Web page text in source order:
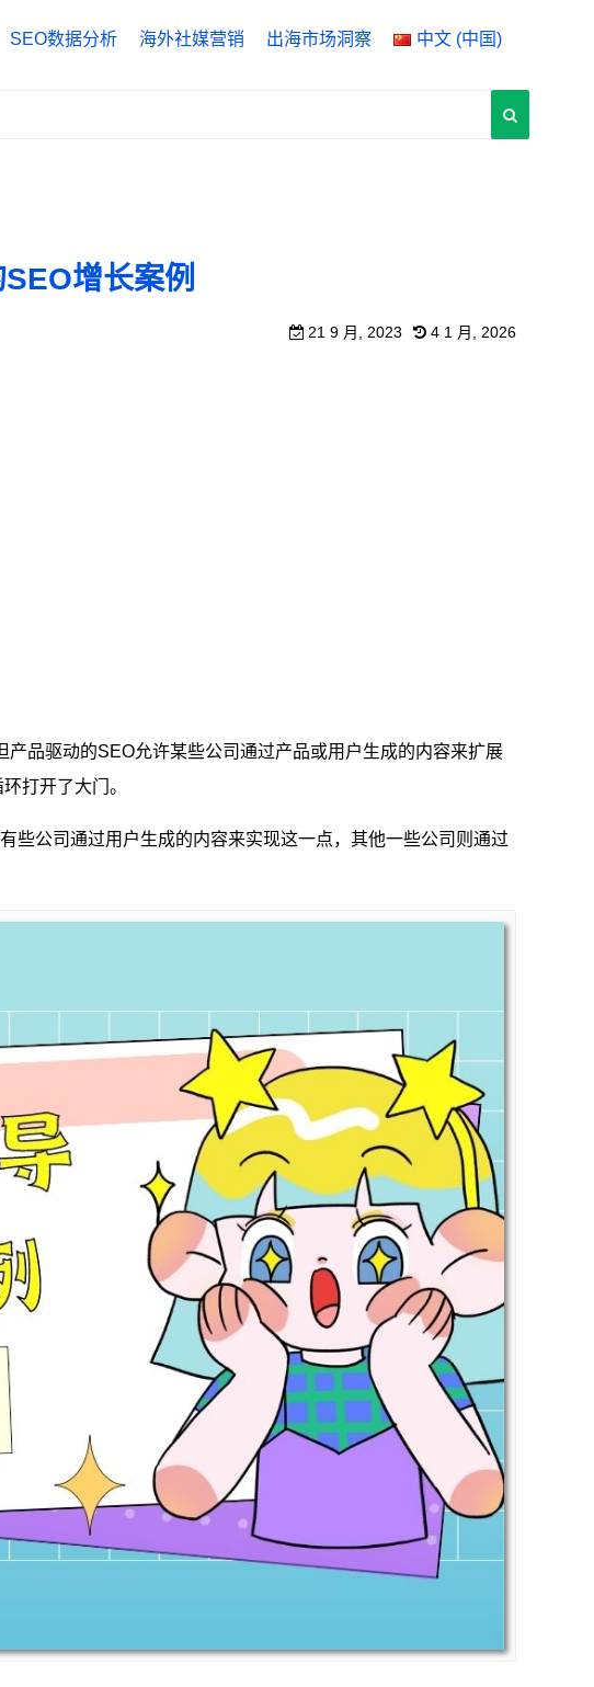
SEO数据分析 海外社媒营销 出海市场洞察 中文 (中国)
中文 (中国)
增长案例
21 9 月, 2023 4 1 月, 2026
品驱动的SEO允许某些公司通过产品或用户生成的内容来扩展
打开了大门。
些公司通过用户生成的内容来实现这一点，其他一些公司则通过